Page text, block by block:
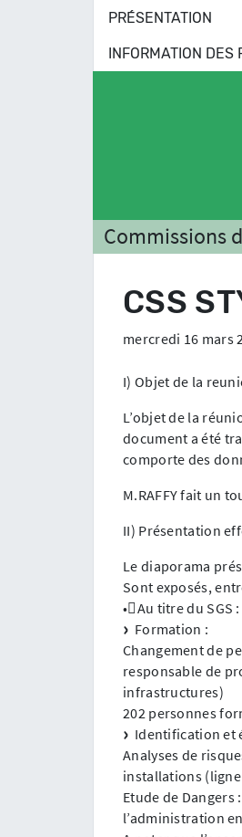
PRÉSENTATION
INFORMATION DES
Commissions
CSS
mercredi 16 mars
I) Objet de la
L’objet de la
document a été
comporte des
M.RAFFY fait un
II) Présentation
Le diaporama
Sont exposés,
•Au titre du SGS :
Formation :
Changement de
responsable de
infrastructures)
202 personnes
Identification et
Analyses de
installations
Etude de Dangers
l’administration